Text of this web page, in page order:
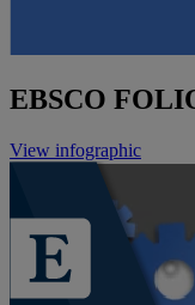
EBSCO
View infographic